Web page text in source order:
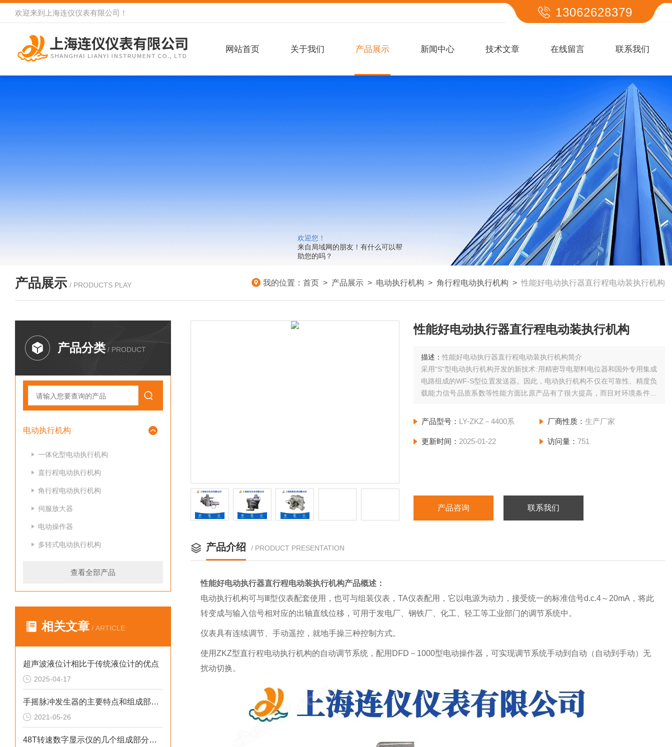
欢迎您！
来自局域网的朋友！有什么可以帮
助您的吗？
欢迎来到 上海连仪仪表有限公司 ！ 13062628379
网站首页 关于我们 产品展示 新闻中心 技术文章 在线留言 联系我们
产品展示 / PRODUCTS PLAY 我的位置： 首页 > 产品展示 > 电动执行机构 > 角行程电动执行机构 >性能好电动执行器直行程电动装执行机构
产品分类 / PRODUCT
电动执行机构
一体化型电动执行机构
直行程电动执行机构
角行程电动执行机构
伺服放大器
电动操作器
多转式电动执行机构
查看全部产品
相关文章 / ARTICLE
超声波液位计相比于传统液位计的优点
2025-04-17
手摇脉冲发生器的主要特点和组成部分介绍
2021-05-26
48T转速数字显示仪的几个组成部分解读
性能好电动执行器直行程电动装执行机构
描述：性能好电动执行器直行程电动装执行机构简介
采用“S“型电动执行机构开发的新技术:用精密导电塑料电位器和国外专用集成
电路组成的WF-S型位置发送器。因此，电动执行机构不仅在可靠性、精度负
载能力信号品质系数等性能方面比原产品有了很大提高，而目对环境条件的
产品型号： LY-ZKZ－4400系 厂商性质： 生产厂家
更新时间： 2025-01-22 访问量： 751
产品咨询 联系我们
产品介绍 / PRODUCT PRESENTATION
性能好电动执行器直行程电动装执行机构产品概述：
电动执行机构可与Ⅲ型仪表配套使用，也可与组装仪表，TA仪表配用，它以电源为动力，接受统一的标准信号d.c.4～20mA，将此
转变成与输入信号相对应的出轴直线位移，可用于发电厂、钢铁厂、化工、轻工等工业部门的调节系统中。
仪表具有连续调节、手动遥控，就地手操三种控制方式。
使用ZKZ型直行程电动执行机构的自动调节系统，配用DFD－1000型电动操作器，可实现调节系统手动到自动（自动到手动）无
扰动切换。